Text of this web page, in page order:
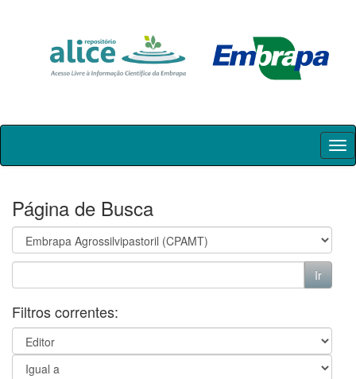
Skip
Página de Busca
Filtros correntes: